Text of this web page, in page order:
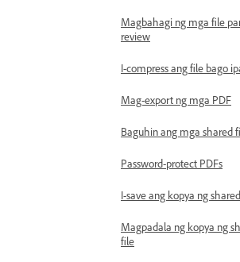
Magbahagi ng mga file
review
I-compress ang file bago
Mag-export ng mga PDF
Baguhin ang mga shared
Password-protect PDFs
I-save ang kopya ng
Magpadala ng kopya ng
file